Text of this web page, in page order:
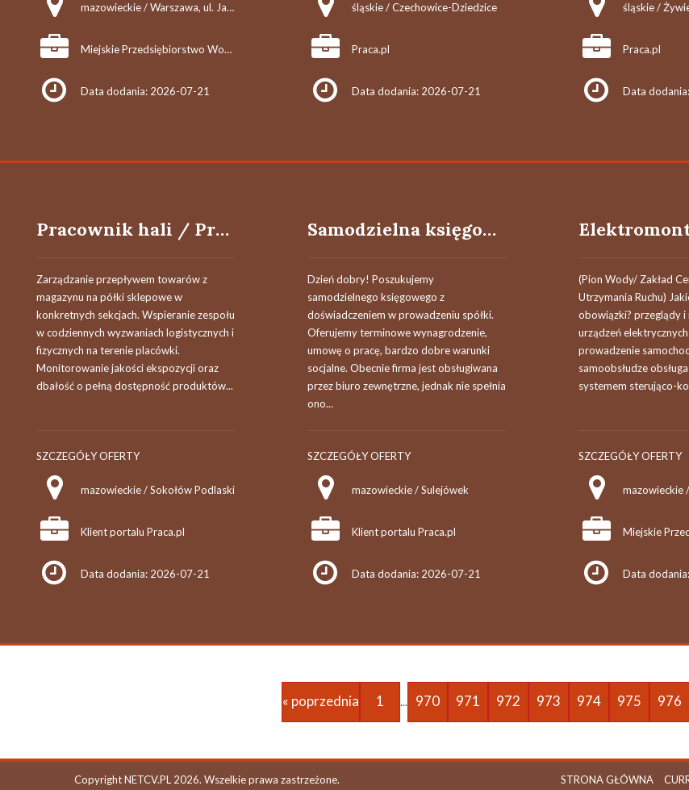
mazowieckie / Warszawa, ul. Jagiellońska 65/67
Miejskie Przedsiębiorstwo Wodociągów i Kanalizacji w m.st. Warszawie S.A.
Data dodania: 2026-07-21
śląskie / Czechowice-Dziedzice
Praca.pl
Data dodania: 2026-07-21
śląskie /
Praca.pl
Data
Pracownik hali / Pracownica hali
Zarządzanie przepływem towarów z
magazynu na półki sklepowe w
konkretnych sekcjach. Wspieranie zespołu
w codziennych wyzwaniach logistycznych i
fizycznych na terenie placówki.
Monitorowanie jakości ekspozycji oraz
dbałość o pełną dostępność produktów...
SZCZEGÓŁY OFERTY
mazowieckie / Sokołów Podlaski
Klient portalu Praca.pl
Data dodania: 2026-07-21
Samodzielna księgowa
Dzień dobry! Poszukujemy
samodzielnego księgowego z
doświadczeniem w prowadzeniu spółki.
Oferujemy terminowe wynagrodzenie,
umowę o pracę, bardzo dobre warunki
socjalne. Obecnie firma jest obsługiwana
przez biuro zewnętrzne, jednak nie spełnia
ono...
SZCZEGÓŁY OFERTY
mazowieckie / Sulejówek
Klient portalu Praca.pl
Data dodania: 2026-07-21
(Pion Wody/ Zakład
Utrzymania Ruchu)
obowiązki? przeglądy
urządzeń
prowadzenie
samoobsłudze
systemem sterująco-
SZCZEGÓŁY OFERTY
Data
« poprzednia 1 ... 970 971 972 973 974 975 976
Copyright NETCV.PL 2026. Wszelkie prawa zastrzeżone. STRONA GŁÓWNA